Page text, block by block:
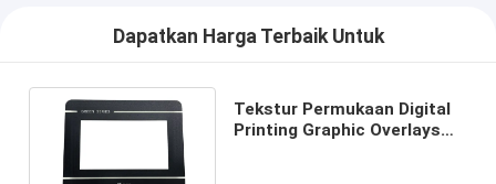
Dapatkan Harga Terbaik Untuk
Tekstur Permukaan Digital
Printing Graphic Overlays